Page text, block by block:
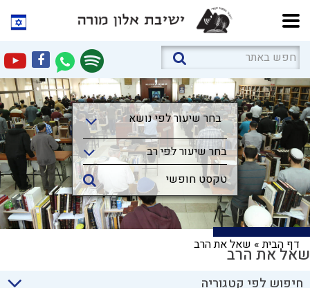
בחר שיעור לפי נושא
בחר שיעור לפי נושא
בחר שיעור לפי רב
דף הבית» שאל את הרבשאל את הרב
חיפוש לפי קטגוריה